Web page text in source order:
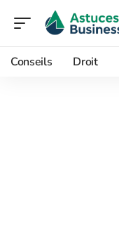
Conseils Droit